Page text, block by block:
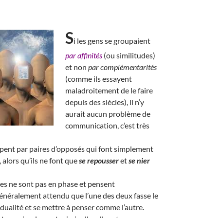
Si les gens se groupaient
par affinités (ou similitudes)
et non par complémentarités
(comme ils essayent
maladroitement de le faire
depuis des siècles), il n’y
aurait aucun problème de
communication, c’est très
par paires d’opposés qui font simplement
qu’ils ne font quese repousseretse nier
ne sont pas en phase et pensent
attendu que l’une des deux fasse le
et se mettre à penser comme l’autre.